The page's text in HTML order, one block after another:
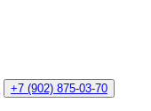
+7 (902) 875-03-70